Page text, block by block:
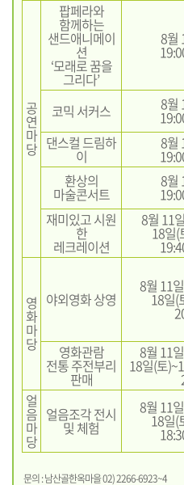
공
연
마
당
팝페라와
함께하는
샌드애니메이
션
‘모래로 꿈을
그리다’
8월
코믹 서커스 8월
댄스컬 드림하
이
8월
환상의
마술콘서트
8월
재미있고 시원
한
레크레이션
8월 11
18일(
영
화
마
당
야외영화 상영
8월 11
18일(
영화관람
전통 주전부리
판매
8월 11
18일(토
얼
음
마
당
얼음조각 전시
및 체험
8월 11
18일(
문의 : 남산골한옥마을 02) 2266-6923~4